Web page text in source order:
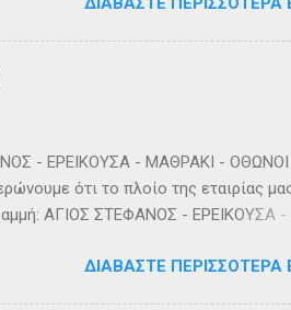
- ΕΡΕΙΚΟΥΣΑ - ΜΑΘΡΑΚΙ - ΟΘΩΝΟΙ
ότι το πλοίο της εταιρίας
ΑΓΙΟΣ ΣΤΕΦΑΝΟΣ - ΕΡΕΙΚΟΥΣΑ -
ΔΙΑΒΆΣΤΕ ΠΕΡΙΣΣΌΤΕΡΑ